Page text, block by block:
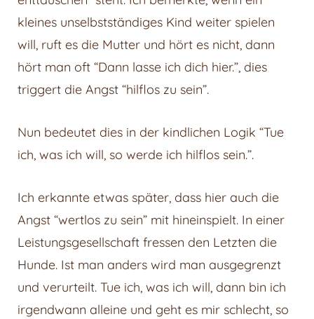
kleines unselbstständiges Kind weiter spielen
will, ruft es die Mutter und hört es nicht, dann
hört man oft “Dann lasse ich dich hier.”, dies
triggert die Angst “hilflos zu sein”.
Nun bedeutet dies in der kindlichen Logik “Tue
ich, was ich will, so werde ich hilflos sein.”.
Ich erkannte etwas später, dass hier auch die
Angst “wertlos zu sein” mit hineinspielt. In einer
Leistungsgesellschaft fressen den Letzten die
Hunde. Ist man anders wird man ausgegrenzt
und verurteilt. Tue ich, was ich will, dann bin ich
irgendwann alleine und geht es mir schlecht, so